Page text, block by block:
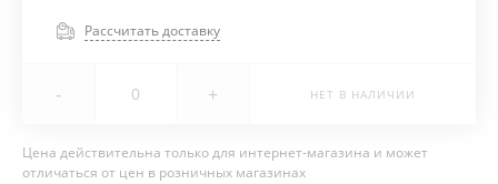
Рассчитать доставку
- + НЕТ В НАЛИЧИИ
Цена действительна только для интернет-магазина и может
отличаться от цен в розничных магазинах